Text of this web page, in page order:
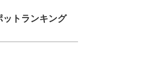
トランキング